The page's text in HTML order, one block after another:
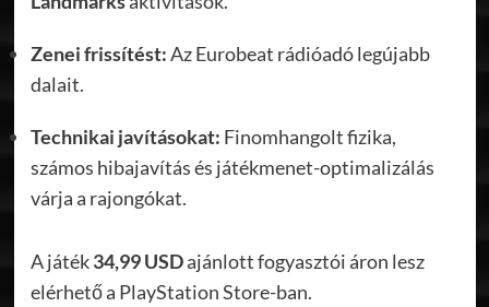
Zenei frissítést:Az Eurobeat rádióadó legújabb
dalait.
Technikai javításokat: Finomhangolt fizika,
számos hibajavítás és játékmenet-optimalizálás
várja a rajongókat.
A játék34,99 USDajánlott fogyasztói áron lesz
elérhető a PlayStation Store-ban.